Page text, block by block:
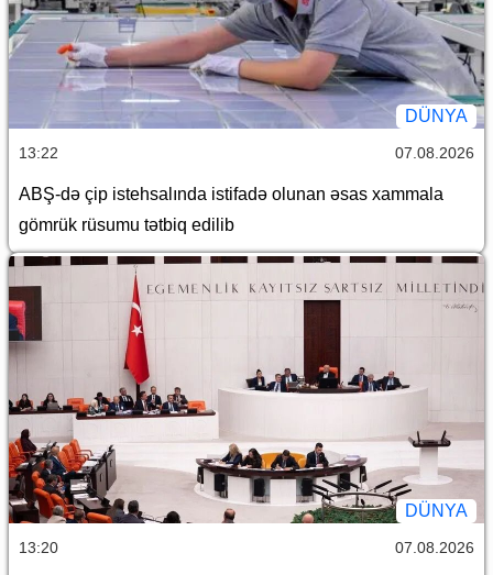
DÜNYA
13:22 07.08.2026
ABŞ-də çip istehsalında istifadə olunan əsas xammala
gömrük rüsumu tətbiq edilib
DÜNYA
13:20 07.08.2026